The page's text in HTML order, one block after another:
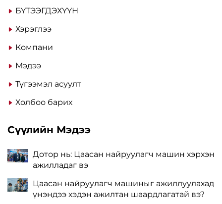
БҮТЭЭГДЭХҮҮН
Хэрэглээ
Компани
Мэдээ
Түгээмэл асуулт
Холбоо барих
Сүүлийн Мэдээ
Дотор нь: Цаасан найруулагч машин хэрхэн
ажилладаг вэ
Цаасан найруулагч машиныг ажиллуулахад
үнэндээ хэдэн ажилтан шаардлагатай вэ?